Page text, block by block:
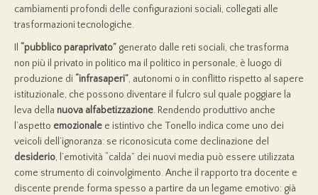
cambiamenti profondi delle configurazioni sociali, collegati alle
trasformazioni tecnologiche.
“pubblico paraprivato” generato dalle reti sociali, che trasforma
non più il privato in politico ma il politico in personale, è luogo di
produzione di “infrasaperi”, autonomi o in conflitto rispetto al sapere
istituzionale, che possono diventare il fulcro sul quale poggiare la
leva della nuova alfabetizzazione. Rendendo produttivo anche
l’aspetto emozionale e istintivo che Tonello indica come uno dei
veicoli dell’ignoranza: se riconosicuta come declinazione del
desiderio, l’emotività “calda” dei nuovi media può essere utilizzata
come strumento di coinvolgimento. Anche il rapporto tra docente e
discente prende forma spesso a partire da un legame emotivo: già